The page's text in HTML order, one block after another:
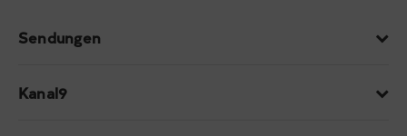
Sendungen
Kanal9